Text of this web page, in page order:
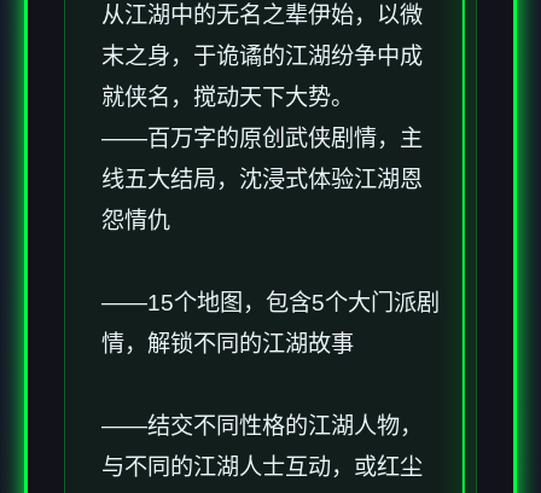
从江湖中的无名之辈伊始，以微
末之身，于诡谲的江湖纷争中成
就侠名，搅动天下大势。
——百万字的原创武侠剧情，主
线五大结局，沈浸式体验江湖恩
怨情仇
——15个地图，包含5个大门派剧
情，解锁不同的江湖故事
——结交不同性格的江湖人物，
与不同的江湖人士互动，或红尘